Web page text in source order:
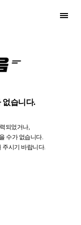
견적 플랫폼
없습니다.
되었거나,
수가 없습니다.
주시기 바랍니다.